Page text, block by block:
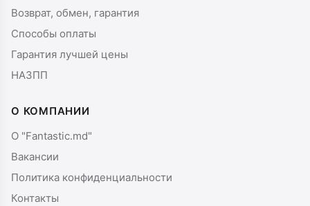
Возврат, обмен, гарантия
Способы оплаты
Гарантия лучшей цены
НАЗПП
О КОМПАНИИ
О "Fantastic.md"
Вакансии
Политика конфиденциальности
Контакты